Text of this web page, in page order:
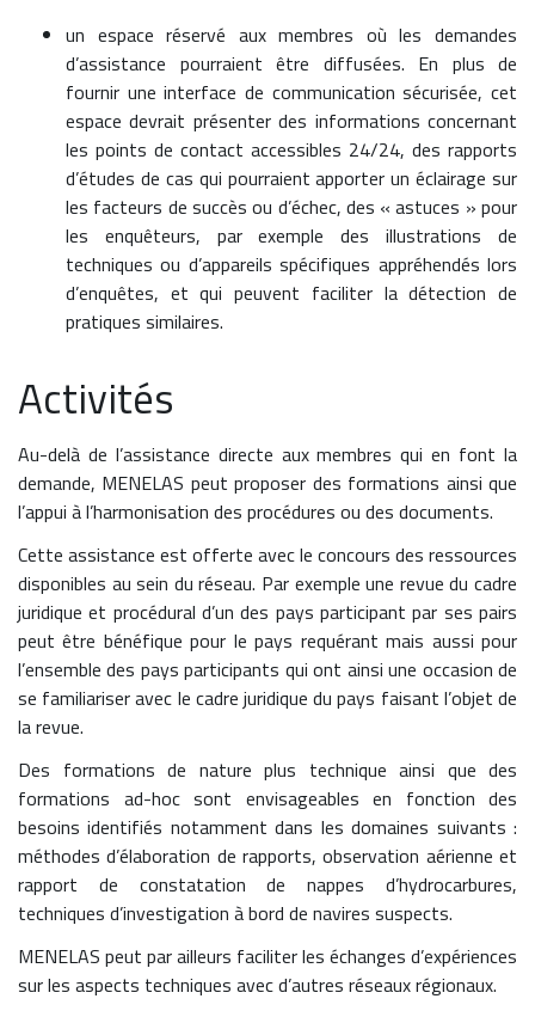
un espace réservé aux membres où les demandes
d’assistance pourraient être diffusées. En plus de
fournir une interface de communication sécurisée, cet
espace devrait présenter des informations concernant
les points de contact accessibles 24/24, des rapports
d’études de cas qui pourraient apporter un éclairage sur
les facteurs de succès ou d’échec, des « astuces » pour
les enquêteurs, par exemple des illustrations de
techniques ou d’appareils spécifiques appréhendés lors
d’enquêtes, et qui peuvent faciliter la détection de
pratiques similaires.
Activités
Au-delà de l’assistance directe aux membres qui en font la
demande, MENELAS peut proposer des formations ainsi que
l’appui à l’harmonisation des procédures ou des documents.
Cette assistance est offerte avec le concours des ressources
disponibles au sein du réseau. Par exemple une revue du cadre
juridique et procédural d’un des pays participant par ses pairs
peut être bénéfique pour le pays requérant mais aussi pour
l’ensemble des pays participants qui ont ainsi une occasion de
se familiariser avec le cadre juridique du pays faisant l’objet de
la revue.
Des formations de nature plus technique ainsi que des
formations ad-hoc sont envisageables en fonction des
besoins identifiés notamment dans les domaines suivants :
méthodes d’élaboration de rapports, observation aérienne et
rapport de constatation de nappes d’hydrocarbures,
techniques d’investigation à bord de navires suspects.
MENELAS peut par ailleurs faciliter les échanges d’expériences
sur les aspects techniques avec d’autres réseaux régionaux.